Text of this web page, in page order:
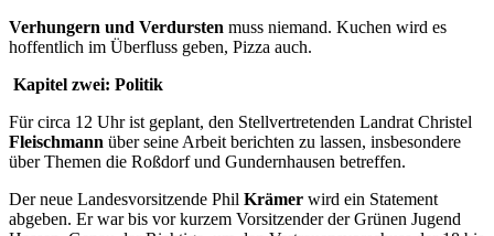
Verhungern und Verdursten muss niemand. Kuchen wird es
hoffentlich im Überfluss geben, Pizza auch.
Kapitel zwei: Politik
Für circa 12 Uhr ist geplant, den Stellvertretenden Landrat Christel
Fleischmann über seine Arbeit berichten zu lassen, insbesondere
über Themen die Roßdorf und Gundernhausen betreffen.
Der neue Landesvorsitzende Phil Krämer wird ein Statement
abgeben. Er war bis vor kurzem Vorsitzender der Grünen Jugend